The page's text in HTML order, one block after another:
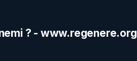
? - www.regenere.org